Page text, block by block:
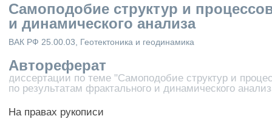
Самоподобие структур и
и динамического анализа
ВАК РФ 25.00.03, Геотектоника и геодинамика
Автореферат
диссертации по теме "Самоподобие структур и
по результатам фрактального и динамического
На правах рукописи